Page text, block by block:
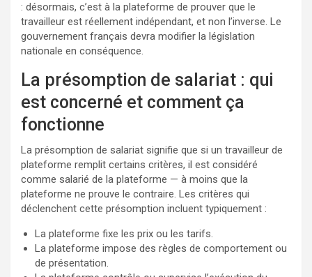
: désormais, c’est à la plateforme de prouver que le
travailleur est réellement indépendant, et non l’inverse. Le
gouvernement français devra modifier la législation
nationale en conséquence.
La présomption de salariat : qui
est concerné et comment ça
fonctionne
La présomption de salariat signifie que si un travailleur de
plateforme remplit certains critères, il est considéré
comme salarié de la plateforme — à moins que la
plateforme ne prouve le contraire. Les critères qui
déclenchent cette présomption incluent typiquement :
La plateforme fixe les prix ou les tarifs.
La plateforme impose des règles de comportement ou
de présentation.